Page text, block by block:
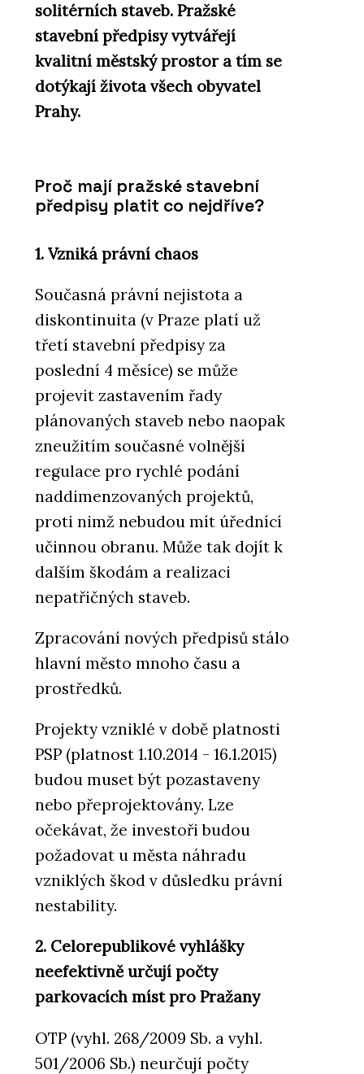
solitérních staveb. Pražské
stavební předpisy vytvářejí
kvalitní městský prostor a tím se
dotýkají života všech obyvatel
Prahy.
Proč mají pražské stavební
předpisy platit co nejdříve?
1. Vzniká právní chaos
Současná právní nejistota a
diskontinuita (v Praze platí už
třetí stavební předpisy za
poslední 4 měsíce) se může
projevit zastavením řady
plánovaných staveb nebo naopak
zneužitím současné volnější
regulace pro rychlé podání
naddimenzovaných projektů,
proti nimž nebudou mít úřednící
učinnou obranu. Může tak dojít k
dalším škodám a realizaci
nepatřičných staveb.
Zpracování nových předpisů stálo
hlavní město mnoho času a
prostředků.
Projekty vzniklé v době platnosti
PSP (platnost 1.10.2014 - 16.1.2015)
budou muset být pozastaveny
nebo přeprojektovány. Lze
očekávat, že investoři budou
požadovat u města náhradu
vzniklých škod v důsledku právní
nestability.
2. Celorepublikové vyhlášky
neefektivně určují počty
parkovacích míst pro Pražany
OTP (vyhl. 268/2009 Sb. a vyhl.
501/2006 Sb.) neurčují počty